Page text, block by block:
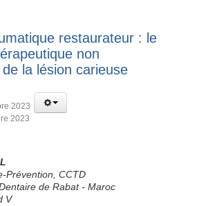
restaurateur : le
non
la lésion carieuse
2023
2023
Prévention, CCTD
de Rabat - Maroc
V